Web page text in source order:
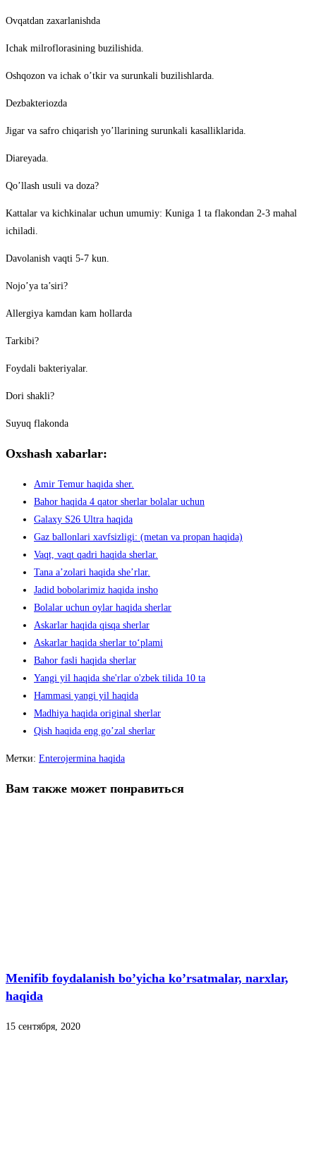
Ovqatdan zaxarlanishda
Ichak milroflorasining buzilishida.
Oshqozon va ichak o’tkir va surunkali buzilishlarda.
Dezbakteriozda
Jigar va safro chiqarish yo’llarining surunkali kasalliklarida.
Diareyada.
Qo’llash usuli va doza?
Kattalar va kichkinalar uchun umumiy: Kuniga 1 ta flakondan 2-3 mahal
ichiladi.
Davolanish vaqti 5-7 kun.
Nojo’ya ta’siri?
Allergiya kamdan kam hollarda
Tarkibi?
Foydali bakteriyalar.
Dori shakli?
Suyuq flakonda
Oxshash xabarlar:
Amir Temur haqida sher.
Bahor haqida 4 qator sherlar bolalar uchun
Galaxy S26 Ultra haqida
Gaz ballonlari xavfsizligi: (metan va propan haqida)
Vaqt, vaqt qadri haqida sherlar.
Tana aʼzolari haqida sheʼrlar.
Jadid bobolarimiz haqida insho
Bolalar uchun oylar haqida sherlar
Askarlar haqida qisqa sherlar
Askarlar haqida sherlar to‘plami
Bahor fasli haqida sherlar
Yangi yil haqida she'rlar o'zbek tilida 10 ta
Hammasi yangi yil haqida
Madhiya haqida original sherlar
Qish haqida eng go’zal sherlar
Метки: Enterojermina haqida
Вам также может понравиться
Menifib foydalanish bo’yicha ko’rsatmalar, narxlar,
haqida
15 сентября, 2020